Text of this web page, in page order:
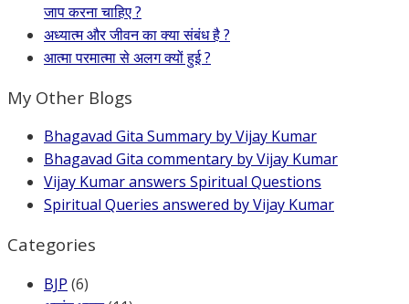
जाप करना चाहिए ?
अध्यात्म और जीवन का क्या संबंध है ?
आत्मा परमात्मा से अलग क्यों हुई ?
My Other Blogs
Bhagavad Gita Summary by Vijay Kumar
Bhagavad Gita commentary by Vijay Kumar
Vijay Kumar answers Spiritual Questions
Spiritual Queries answered by Vijay Kumar
Categories
BJP (6)